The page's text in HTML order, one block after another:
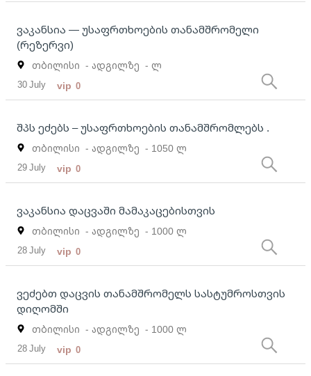
ვაკანსია — უსაფრთხოების თანამშრომელი
(რეზერვი)
თბილისი - ადგილზე - ლ
30 July vip 0
შპს ეძებს – უსაფრთხოების თანამშრომლებს .
თბილისი - ადგილზე - 1050 ლ
29 July vip 0
ვაკანსია დაცვაში მამაკაცებისთვის
თბილისი - ადგილზე - 1000 ლ
28 July vip 0
ვეძებთ დაცვის თანამშრომელს სასტუმროსთვის
დიღომში
თბილისი - ადგილზე - 1000 ლ
28 July vip 0